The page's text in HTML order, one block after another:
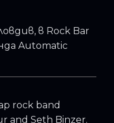
в Rock Bar
Automatic
rock band
and Seth Binzer.